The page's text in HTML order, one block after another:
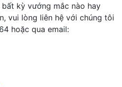
kỳ vướng mắc nào hay
vui lòng liên hệ với chúng tôi
hoặc qua email: